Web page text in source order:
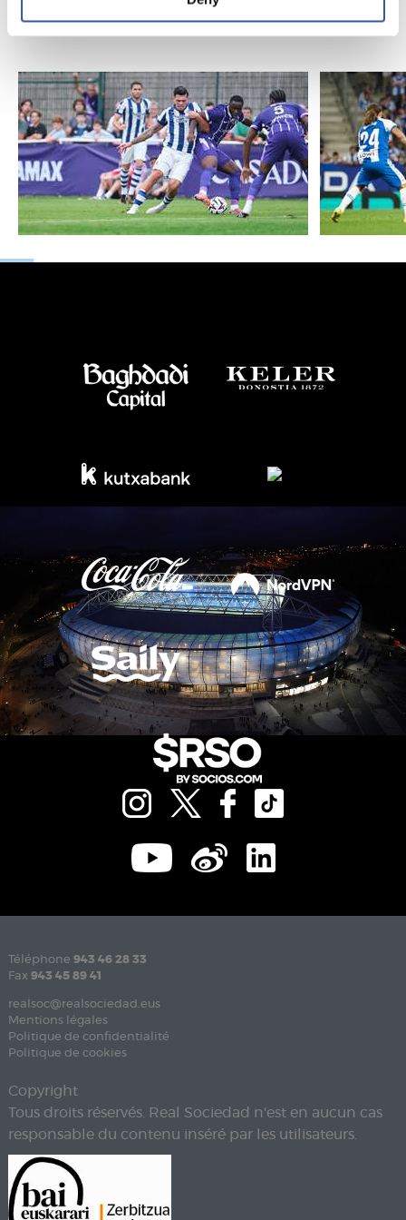
Téléphone 943 46 28 33
Fax 943 45 89 41
realsoc@realsociedad.eus
Mentions légales
Politique de confidentialité
Politique de cookies
Copyright
Tous droits réservés. Real Sociedad n'est en aucun cas
responsable du contenu inséré par les utilisateurs.